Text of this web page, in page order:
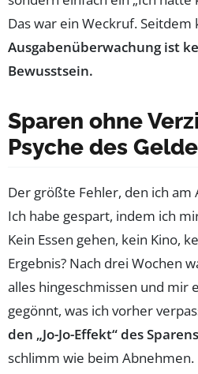
Das war ein Weckruf.
Ausgabenüberwachung ist
Bewusstsein.
Sparen ohne
Psyche des
Der größte Fehler, den ich am
Ich habe gespart, indem ich
Kein Essen gehen, kein Kino,
Ergebnis? Nach drei Wochen
alles hingeschmissen und mir
gegönnt, was ich vorher
den „Jo-Jo-Effekt“ des
schlimm wie beim Abnehmen.